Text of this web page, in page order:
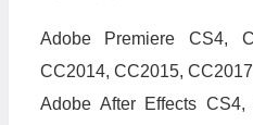
Adobe Premiere CS4,
CC2014, CC2015,
Adobe After Effects